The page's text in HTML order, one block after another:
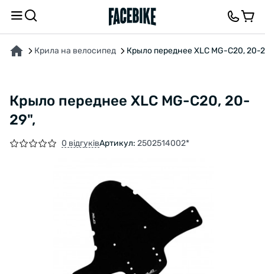
Крила на велосипед Крыло переднее XLC MG-C20, 20-
Крыло переднее XLC MG-C20, 20-
29",
0 відгуківАртикул: 2502514002*
ПРО ТОВАР ВІДГУКИ ТА ЗАПИТАННЯ